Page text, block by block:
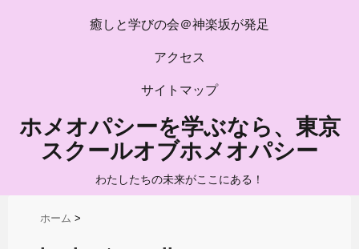
癒しと学びの会＠神楽坂が発足
アクセス
サイトマップ
ホメオパシーを学ぶなら、東京
スクールオブホメオパシー
わたしたちの未来がここにある！
ホーム >